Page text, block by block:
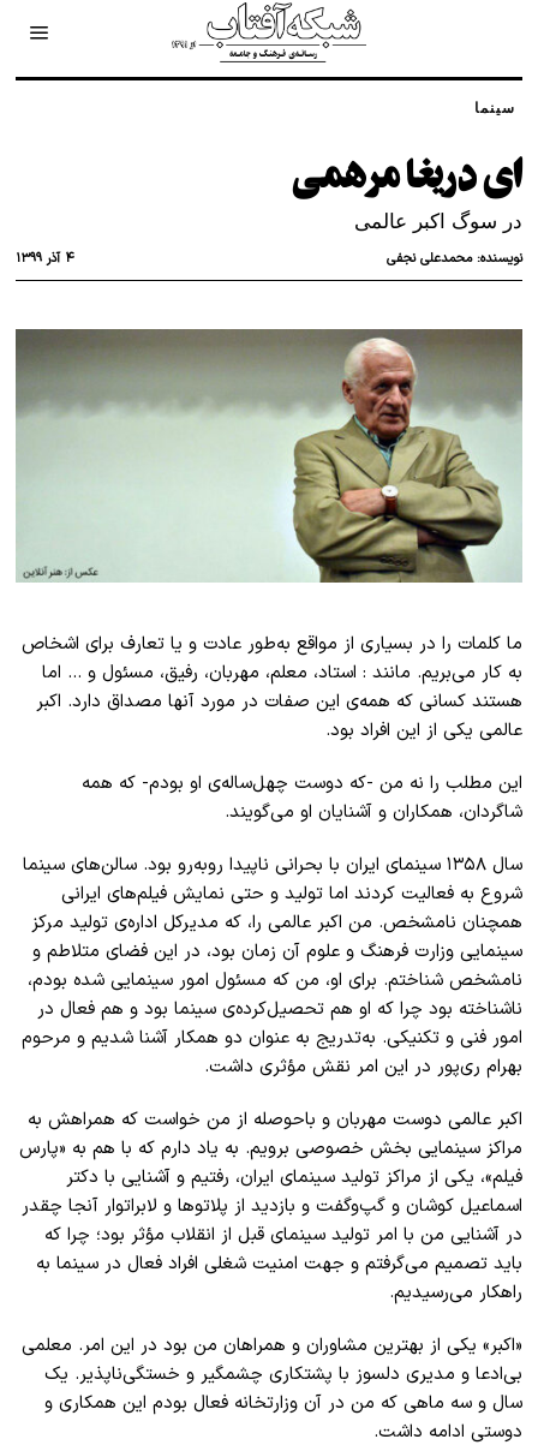
سینما
ای دریغا مرهمی
در سوگ اکبر عالمی
نویسنده:محمدعلی نجفی ۴ آذر ۱۳۹۹
ما کلمات را در بسیاری از مواقع به‌طور عادت و یا تعارف برای اشخاص
به کار می‌بریم. مانند : استاد، معلم، مهربان، رفیق، مسئول و … اما
هستند کسانی که همه‌ی این صفات در مورد آنها مصداق دارد. اکبر
عالمی یکی از این افراد بود.
این مطلب را نه من -که دوست چهل‌ساله‌ی او بودم- که همه
شاگردان، همکاران و آشنایان او می‌گویند.
سال ١٣۵٨ سینمای ایران با بحرانی ناپیدا روبه‌رو بود. سالن‌های سینما
شروع به فعالیت کردند اما تولید و حتی نمایش فیلم‌های ایرانی
همچنان نامشخص. من اکبر عالمی را، که مدیرکل اداره‌ی تولید مرکز
سینمایی وزارت فرهنگ و علوم آن زمان بود، در این فضای متلاطم و
نامشخص شناختم. برای او، من که مسئول امور سینمایی شده بودم،
ناشناخته بود چرا که او هم تحصیل‌کرده‌ی سینما بود و هم فعال در
امور فنی و تکنیکی. به‌تدریج به عنوان دو همکار آشنا شدیم و مرحوم
بهرام ری‌پور در این امر نقش مؤثری داشت.
اکبر عالمی دوست مهربان و باحوصله از من خواست که همراهش به
مراکز سینمایی بخش خصوصی برویم. به یاد دارم که با هم به «پارس
فیلم»، یکی از مراکز تولید سینمای ایران، رفتیم و آشنایی با دکتر
اسماعیل کوشان و گپ‌وگفت و بازدید از پلاتوها و لابراتوار آنجا چقدر
در آشنایی من با امر تولید سینمای قبل از انقلاب مؤثر بود؛ چرا که
باید تصمیم می‌گرفتم و جهت امنیت شغلی افراد فعال در سینما به
راهکار می‌رسیدیم.
«اکبر» یکی از بهترین مشاوران و همراهان من بود در این امر. معلمی
بی‌ادعا و مدیری دلسوز با پشتکاری چشمگیر و خستگی‌ناپذیر. یک
سال و سه ماهی که من در آن وزارتخانه فعال بودم این همکاری و
دوستی ادامه داشت.